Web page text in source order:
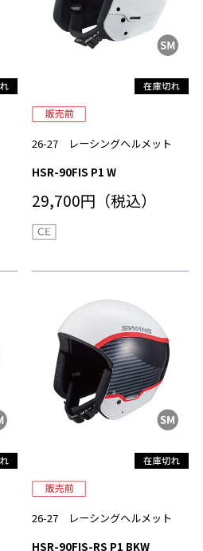
26-27 レーシングヘルメット
HSR-90FIS P1 W
29,700円（税込）
26-27 レーシングヘルメット
HSR-90FIS-RS P1 BKW